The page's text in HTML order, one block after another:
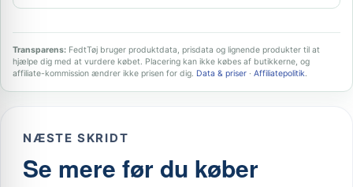
Transparens: FedtTøj bruger produktdata, prisdata og lignende produkter til at
hjælpe dig med at vurdere købet. Placering kan ikke købes af butikkerne, og
affiliate-kommission ændrer ikke prisen for dig. Data & priser · Affiliatepolitik.
NÆSTE SKRIDT
Se mere før du køber